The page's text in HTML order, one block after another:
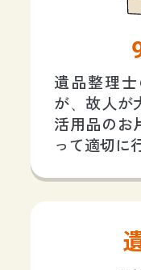
遺品整理
が、故人が
活用品のお
って適切に